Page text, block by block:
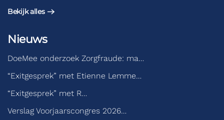
Bekijk alles
Nieuws
DoeMee onderzoek Zorgfraude: ma…
“Exitgesprek” met Etienne Lemme…
“Exitgesprek” met R…
Verslag Voorjaarscongres 2026…